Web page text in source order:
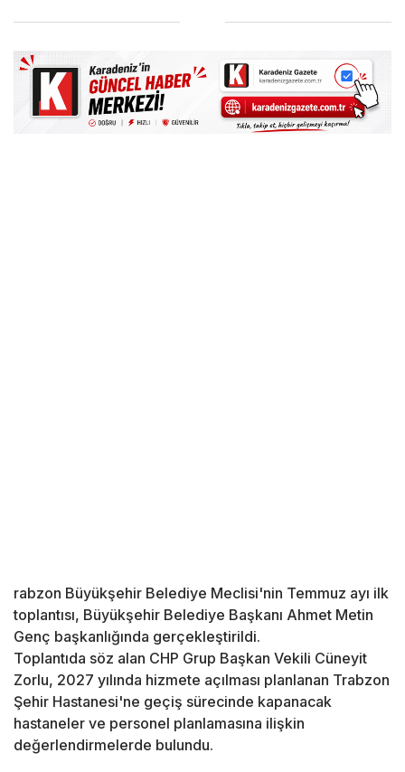
rabzon Büyükşehir Belediye Meclisi'nin Temmuz ayı ilk
toplantısı, Büyükşehir Belediye Başkanı Ahmet Metin
Genç başkanlığında gerçekleştirildi.
Toplantıda söz alan CHP Grup Başkan Vekili Cüneyit
Zorlu, 2027 yılında hizmete açılması planlanan Trabzon
Şehir Hastanesi'ne geçiş sürecinde kapanacak
hastaneler ve personel planlamasına ilişkin
değerlendirmelerde bulundu.